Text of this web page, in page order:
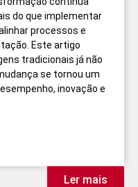
do que implementar
processos e
Este artigo
tradicionais já não
se tornou um
inovação e
Ler mais